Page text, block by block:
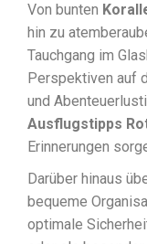
Von bunten
hin zu
Tauchgang im
Perspektiven auf
und
Ausflugstipps
Erinnerungen
Darüber hinaus
bequeme
optimale